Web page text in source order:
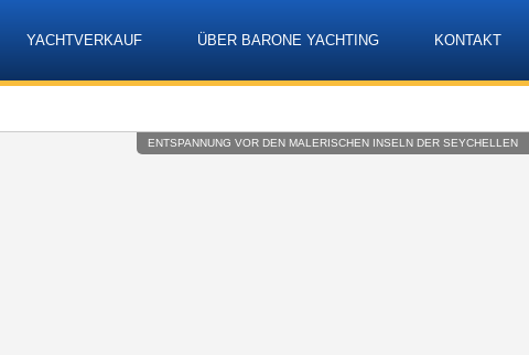
YACHTVERKAUF ÜBER BARONE YACHTING KONTAKT
ENTSPANNUNG VOR DEN MALERISCHEN INSELN DER SEYCHELLEN